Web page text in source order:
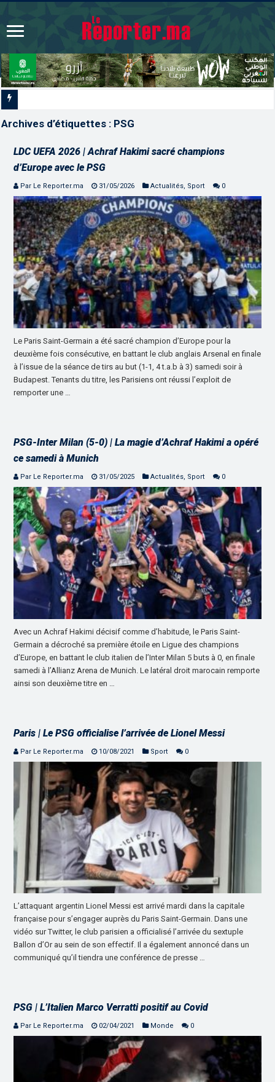
Archives d’étiquettes : PSG
LDC UEFA 2026 | Achraf Hakimi sacré champions
d’Europe avec le PSG
Par Le Reporter.ma 31/05/2026 Actualités, Sport 0
Le Paris Saint-Germain a été sacré champion d’Europe pour la
deuxième fois consécutive, en battant le club anglais Arsenal en finale
à l’issue de la séance de tirs au but (1-1, 4 t.a.b à 3) samedi soir à
Budapest. Tenants du titre, les Parisiens ont réussi l’exploit de
remporter une …
PSG-Inter Milan (5-0) | La magie d’Achraf Hakimi a opéré
ce samedi à Munich
Par Le Reporter.ma 31/05/2025 Actualités, Sport 0
Avec un Achraf Hakimi décisif comme d’habitude, le Paris Saint-
Germain a décroché sa première étoile en Ligue des champions
d’Europe, en battant le club italien de l’Inter Milan 5 buts à 0, en finale
samedi à l’Allianz Arena de Munich. Le latéral droit marocain remporte
ainsi son deuxième titre en …
Paris | Le PSG officialise l’arrivée de Lionel Messi
Par Le Reporter.ma 10/08/2021 Sport 0
L’attaquant argentin Lionel Messi est arrivé mardi dans la capitale
française pour s’engager auprès du Paris Saint-Germain. Dans une
vidéo sur Twitter, le club parisien a officialisé l’arrivée du sextuple
Ballon d’Or au sein de son effectif. Il a également annoncé dans un
communiqué qu’il tiendra une conférence de presse …
PSG | L’Italien Marco Verratti positif au Covid
Par Le Reporter.ma 02/04/2021 Monde 0